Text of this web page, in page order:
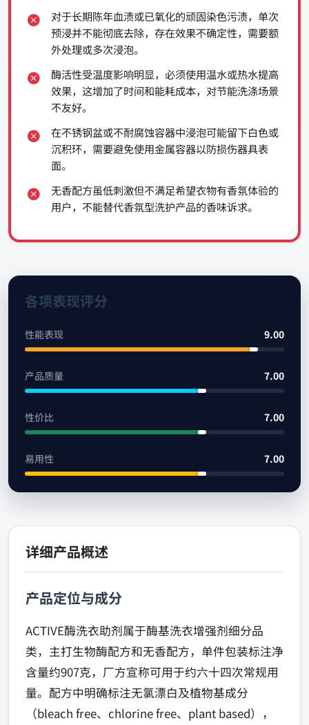
对于长期陈年血渍或已氧化的顽固染色污渍，单次
预浸并不能彻底去除，存在效果不确定性，需要额
外处理或多次浸泡。
酶活性受温度影响明显，必须使用温水或热水提高
效果，这增加了时间和能耗成本，对节能洗涤场景
不友好。
在不锈钢盆或不耐腐蚀容器中浸泡可能留下白色或
沉积环，需要避免使用金属容器以防损伤器具表
面。
无香配方虽低刺激但不满足希望衣物有香氛体验的
用户，不能替代香氛型洗护产品的香味诉求。
各项表现评分
性能表现 9.00
产品质量 7.00
性价比 7.00
易用性 7.00
详细产品概述
产品定位与成分
ACTIVE酶洗衣助剂属于酶基洗衣增强剂细分品
类，主打生物酶配方和无香配方，单件包装标注净
含量约907克，厂方宣称可用于约六十四次常规用
量。配方中明确标注无氯漂白及植物基成分
（bleach free、chlorine free、plant based），